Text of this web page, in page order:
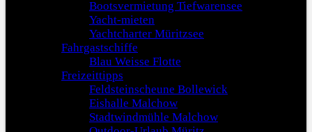
Bootsvermietung Tiefwarensee
Yacht-mieten
Yachtcharter Müritzsee
Fahrgastschiffe
Blau Weisse Flotte
Freizeittipps
Feldsteinscheune Bollewick
Eishalle Malchow
Stadtwindmühle Malchow